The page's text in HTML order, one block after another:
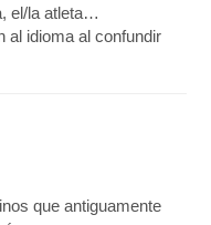
el/la atleta…
al idioma al confundir
que antiguamente